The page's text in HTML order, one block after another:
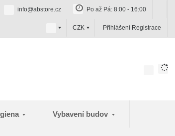
info@abstore.cz Po až Pá: 8:00 - 16:00
c
z
CZK Přihlášení Registrace
Vybavení budov